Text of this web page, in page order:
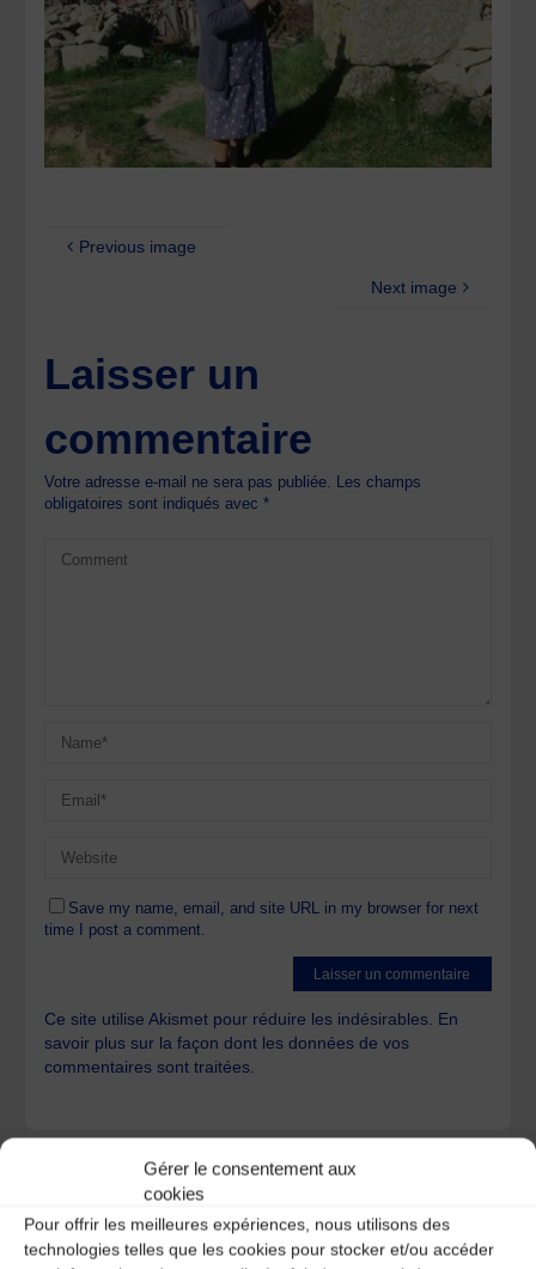
Gérer le consentement aux
cookies
Pour offrir les meilleures expériences, nous utilisons des
technologies telles que les cookies pour stocker et/ou accéder
Previous image
Next image
Laisser un
commentaire
Votre adresse e-mail ne sera pas publiée. Les champs
obligatoires sont indiqués avec*
Save my name, email, and site URL in my browser for next
time I post a comment.
Ce site utilise Akismet pour réduire les indésirables. En
savoir plus sur la façon dont les données de vos
commentaires sont traitées.
A DECOUVRIR :